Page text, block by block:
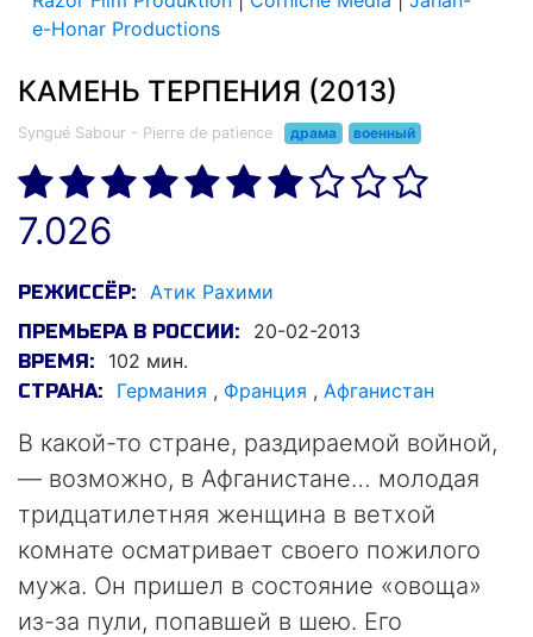
e-Honar Productions
КАМЕНЬ ТЕРПЕНИЯ (2013)
Syngué Sabour - Pierre de patience драма военный
7.026
РЕЖИССЁР: Атик Рахими
ПРЕМЬЕРА В РОССИИ: 20-02-2013
ВРЕМЯ: 102 мин.
СТРАНА: Германия , Франция , Афганистан
В какой-то стране, раздираемой войной,
— возможно, в Афганистане… молодая
тридцатилетняя женщина в ветхой
комнате осматривает своего пожилого
мужа. Он пришел в состояние «овоща»
из-за пули, попавшей в шею. Его